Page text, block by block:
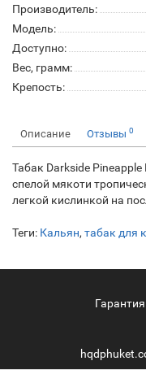
Производитель:
Модель:
Доступно:
Вес, грамм:
Крепость:
Описание Отзывы 0
Табак Darkside
спелой мякоти
легкой кислинкой на
Теги: Кальян, табак для